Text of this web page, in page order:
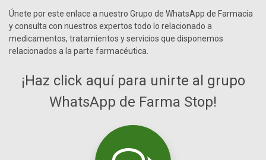
Únete por este enlace a nuestro Grupo de WhatsApp de Farmacia
y consulta con nuestros expertos todo lo relacionado a
medicamentos, tratamientos y servicios que disponemos
relacionados a la parte farmacéutica.
¡Haz click aquí para unirte al grupo
WhatsApp de Farma Stop!